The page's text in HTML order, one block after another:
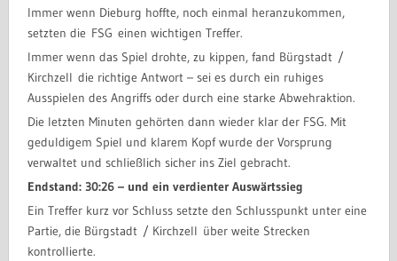
Immer wenn Dieburg hoffte, noch einmal heranzukommen,
setzten die FSG einen wichtigen Treffer.
Immer wenn das Spiel drohte, zu kippen, fand Bürgstadt /
Kirchzell die richtige Antwort – sei es durch ein ruhiges
Ausspielen des Angriffs oder durch eine starke Abwehraktion.
Die letzten Minuten gehörten dann wieder klar der FSG. Mit
geduldigem Spiel und klarem Kopf wurde der Vorsprung
verwaltet und schließlich sicher ins Ziel gebracht.
Endstand: 30:26 – und ein verdienter Auswärtssieg
Ein Treffer kurz vor Schluss setzte den Schlusspunkt unter eine
Partie, die Bürgstadt / Kirchzell über weite Strecken
kontrollierte.